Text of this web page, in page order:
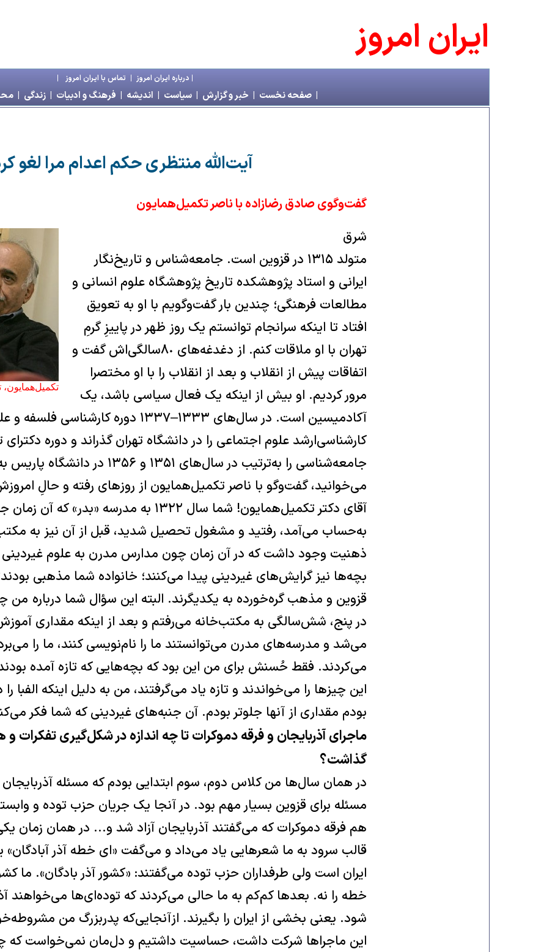
ايران امروز
|درباره ايران امروز | تماس با ايران امروز |
| صفحه نخست | خبر و گزارش | سياست | انديشه | فرهنگ و ادبيات | زندگی |
آیت‌الله منتظری حکم اعدام مرا لغو
گفت‌وگوی صادق رضازاده با ناصر تکمیل‌همایون
تکمیل‌همایون،
شرق
متولد ۱۳۱۵ در قزوین است. جامعه‌شناس و تاریخ‌نگار
ایرانی و استاد پژوهشکده تاریخ پژوهشگاه علوم انسانی و
مطالعات فرهنگی؛ چندین بار گفت‌وگویم با او به تعویق
افتاد تا اینکه سرانجام توانستم یک روز ظهر در پاییزِ گرمِ
تهران با او ملاقات کنم. از دغدغه‌های ٨٠سالگی‌اش گفت و
اتفاقات پیش از انقلاب و بعد از انقلاب را با او مختصرا
مرور کردیم. او بیش از اینکه یک فعال سیاسی باشد، یک
آکادمیسین است. در سال‌های ۱۳۳۳–۱۳۳۷ دوره
کارشناسی‌ارشد علوم اجتماعی را در دانشگاه تهران گذراند و دوره دکترای
جامعه‌شناسی را به‌ترتیب در سال‌های ۱۳۵۱ و
می‌خوانید، گفت‌وگو با ناصر تکمیل‌همایون از روزهای رفته و حالِ
آقای دکتر تکمیل‌همایون! شما سال ١٣٢٢ به مدرسه
به‌حساب می‌آمد، رفتید و مشغول تحصیل شدید، قبل از آن نیز به
ذهنیت وجود داشت که در آن زمان چون مدارس مدرن به علوم غیردینی
بچه‌ها نیز گرایش‌های غیردینی پیدا می‌کنند؛ خانواده شما مذهبی
قزوین و مذهب گره‌خورده به یکدیگرند. البته این سؤال شما درباره
در پنج، شش‌سالگی به مکتب‌خانه می‌رفتم و بعد از اینکه مقداری
می‌شد و مدرسه‌های مدرن می‌توانستند ما را نام‌نویسی کنند، ما را
می‌کردند. فقط حُسنش برای من این بود که بچه‌هایی که تازه آمده بودند
این چیزها را می‌خواندند و تازه یاد می‌گرفتند، من به دلیل اینکه الفبا
بودم مقداری از آنها جلوتر بودم. آن جنبه‌های غیردینی که شما فکر
ماجرای آذربایجان و فرقه دموکرات تا چه اندازه در شکل‌گیری تفکرات و
گذاشت؟
در همان سال‌ها من کلاس دوم، سوم ابتدایی بودم که مسئله آذربایجان
مسئله برای قزوین بسیار مهم بود. در آنجا یک جریان حزب توده و
هم فرقه دموکرات که می‌گفتند آذربایجان آزاد شد و... در همان زمان
قالب سرود به ما شعرهایی یاد می‌داد و می‌گفت «ای خطه آذر آبادگان»
ایران است ولی طرفداران حزب توده می‌گفتند: «کشور آذر بادگان». ما
خطه را نه. بعدها کم‌کم به ما حالی می‌کردند که توده‌ای‌ها می‌خواهند
شود. یعنی بخشی از ایران را بگیرند. ازآنجایی‌که پدربزرگ من
این ماجراها شرکت داشت، حساسیت‌ داشتیم و دل‌مان نمی‌خواست که